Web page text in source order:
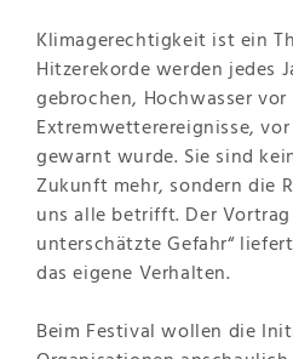
Klimagerechtigkeit ist ein
Hitzerekorde werden jedes
gebrochen, Hochwasser
Extremwetterereignisse,
gewarnt wurde. Sie sind
Zukunft mehr, sondern die
uns alle betrifft. Der
unterschätzte Gefahr“
das eigene Verhalten.
Beim Festival wollen die